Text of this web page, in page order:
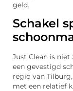
geld.
Schakel
Just Clean is
een gevestigd
regio van
met een relatief